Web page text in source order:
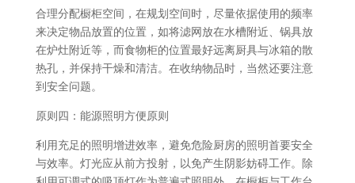
合理分配橱柜空间，在规划空间时，尽量依据使用的频率
来决定物品放置的位置，如将滤网放在水槽附近、锅具放
在炉灶附近等，而食物柜的位置最好远离厨具与冰箱的散
热孔，并保持干燥和清洁。在收纳物品时，当然还要注意
到安全问题。
原则四：能源照明方便原则
利用充足的照明增进效率，避免危险厨房的照明首要安全
与效率。灯光应从前方投射，以免产生阴影妨碍工作。除